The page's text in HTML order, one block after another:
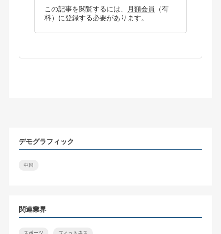
この記事を閲覧するには、 月額会員
（有
料）に登録する必要があります。
デモグラフィック
中国
関連業界
スポーツ フィットネス